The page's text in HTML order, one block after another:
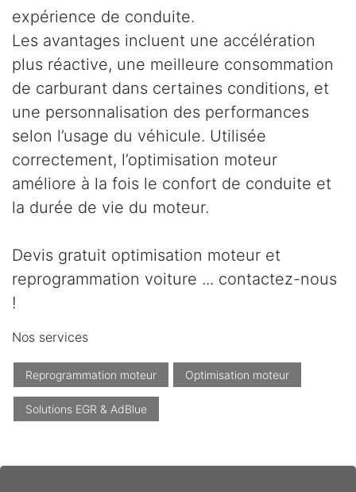
expérience de conduite.
Les avantages incluent une accélération
plus réactive, une meilleure consommation
de carburant dans certaines conditions, et
une personnalisation des performances
selon l’usage du véhicule. Utilisée
correctement, l’optimisation moteur
améliore à la fois le confort de conduite et
la durée de vie du moteur.
Devis gratuit optimisation moteur et
reprogrammation voiture ... contactez-nous
!
Nos services
Reprogrammation moteur Optimisation moteur
Solutions EGR & AdBlue